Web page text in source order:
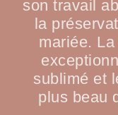
son travail
la
mariée.
sublimé et
plus beau